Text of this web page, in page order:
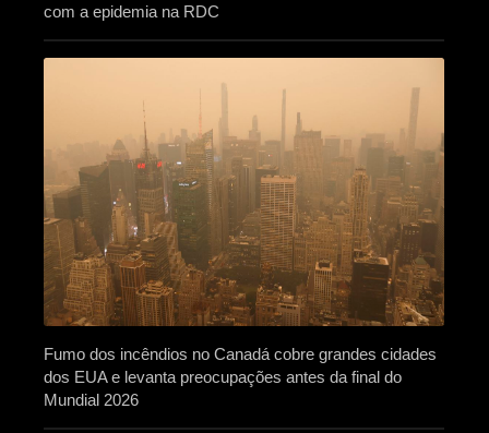
com a epidemia na RDC
Fumo dos incêndios no Canadá cobre grandes cidades
dos EUA e levanta preocupações antes da final do
Mundial 2026